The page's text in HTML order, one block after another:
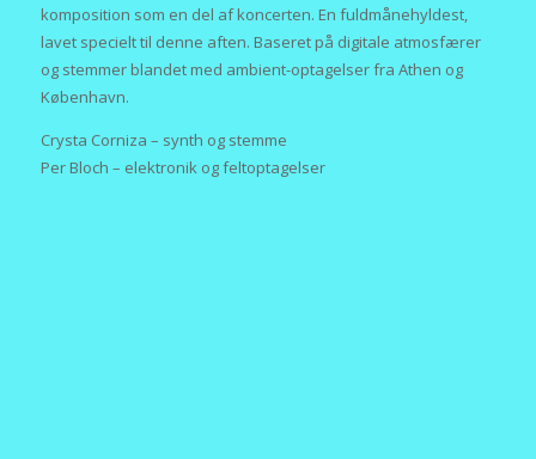
komposition som en del af koncerten. En fuldmånehyldest,
lavet specielt til denne aften. Baseret på digitale atmosfærer
og stemmer blandet med ambient-optagelser fra Athen og
København.
Crysta Corniza – synth og stemme
Per Bloch – elektronik og feltoptagelser